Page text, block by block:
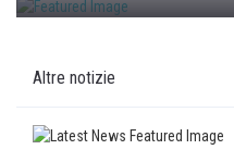
Altre notizie